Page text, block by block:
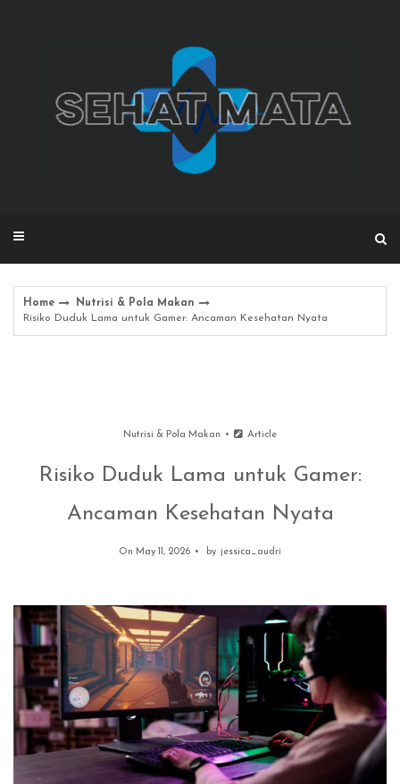
Home
Nutrisi & Pola Makan
Risiko Duduk Lama untuk Gamer: Ancaman Kesehatan Nyata
Nutrisi & Pola Makan Article
Risiko Duduk Lama untuk Gamer:
Ancaman Kesehatan Nyata
On May 11, 2026 by jessica_audri